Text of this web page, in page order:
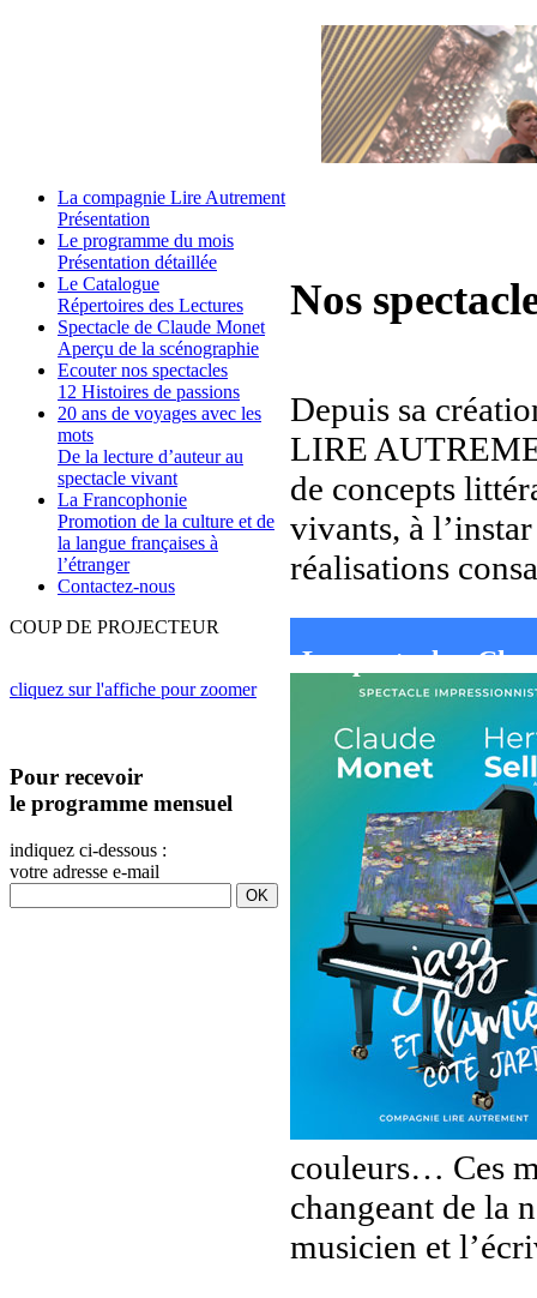
La compagnie Lire Autrement
Présentation
Le programme du mois
Présentation détaillée
Le Catalogue
Répertoires des Lectures
Spectacle de Claude Monet
Aperçu de la scénographie
Ecouter nos spectacles
12 Histoires de passions
20 ans de voyages avec les
mots
De la lecture d’auteur au
spectacle vivant
La Francophonie
Promotion de la culture et de
la langue françaises à
l’étranger
Contactez-nous
COUP DE PROJECTEUR
cliquez sur l'affiche pour zoomer
Pour recevoir
le programme mensuel
indiquez ci-dessous :
votre adresse e-mail
Nos
Depuis sa
LIRE
de concepts
vivants, à
réalisations
Le spectacle :
couleurs… Ces
changeant de la
musicien et